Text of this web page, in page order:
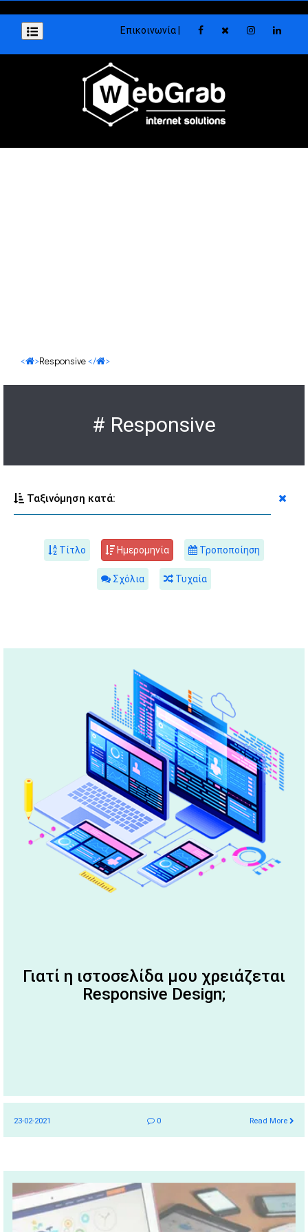
Επικοινωνία |
< >Responsive</ >
# Responsive
Ταξινόμηση κατά:
Τίτλο Ημερομηνία Τροποποίηση
Σχόλια Τυχαία
Γιατί η ιστοσελίδα μου χρειάζεται
Responsive Design;
23-02-2021 0 Read More